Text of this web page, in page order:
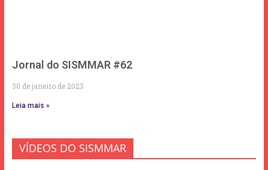
Jornal do SISMMAR #62
30 de janeiro de 2023
Leia mais »
VÍDEOS DO SISMMAR